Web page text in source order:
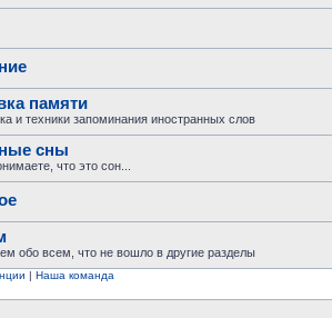
памяти
и техники запоминания иностранных слов
сны
что это сон...
обо всем, что не вошло в другие разделы
| Наша команда